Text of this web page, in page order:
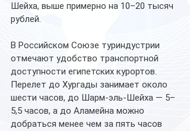
Шейха, выше примерно на 10–20 тысяч
рублей.
В Российском Союзе туриндустрии
отмечают удобство транспортной
доступности египетских курортов.
Перелет до Хургады занимает около
шести часов, до Шарм-эль-Шейха — 5–
5,5 часов, а до Аламейна можно
добраться менее чем за пять часов